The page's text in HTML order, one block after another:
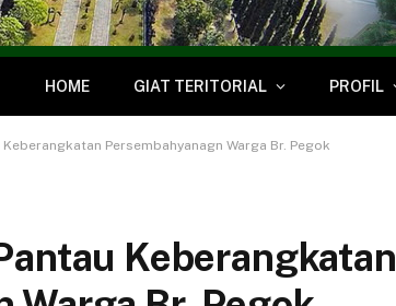
HOME GIAT TERITORIAL PROFIL
Persembahyanagn Warga Br. Pegok
Keberangkatan